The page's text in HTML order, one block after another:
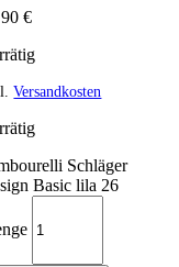
€
Versandkosten
Schläger
Basic lila 26